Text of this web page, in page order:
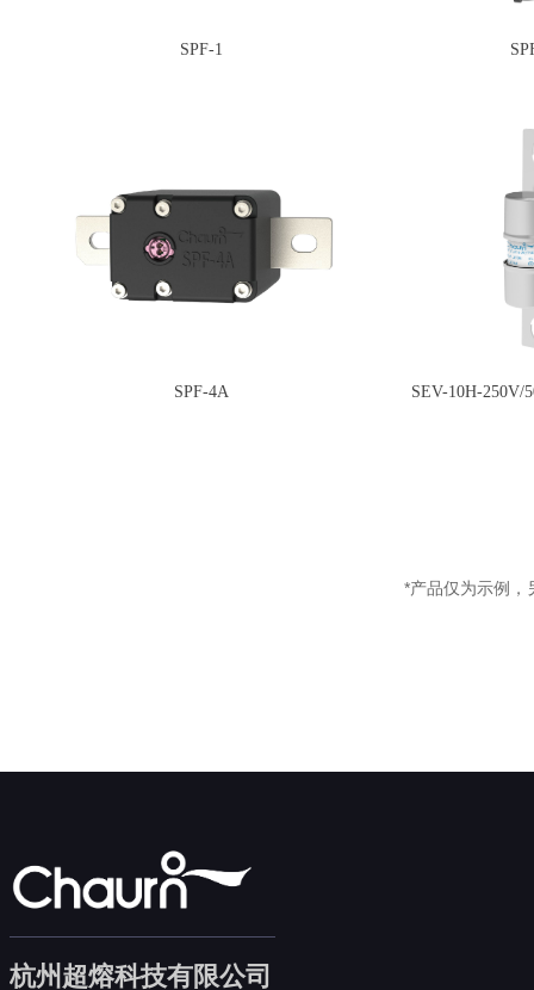
SPF-1
SPF-4A SEV-10H-250V/
*产品仅为示例，
杭州超熔科技有限公司